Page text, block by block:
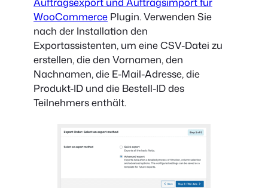
WooCommerce Plugin. Verwenden Sie
nach der Installation den
Exportassistenten, um eine CSV-Datei zu
erstellen, die den Vornamen, den
Nachnamen, die E-Mail-Adresse, die
Produkt-ID und die Bestell-ID des
Teilnehmers enthält.